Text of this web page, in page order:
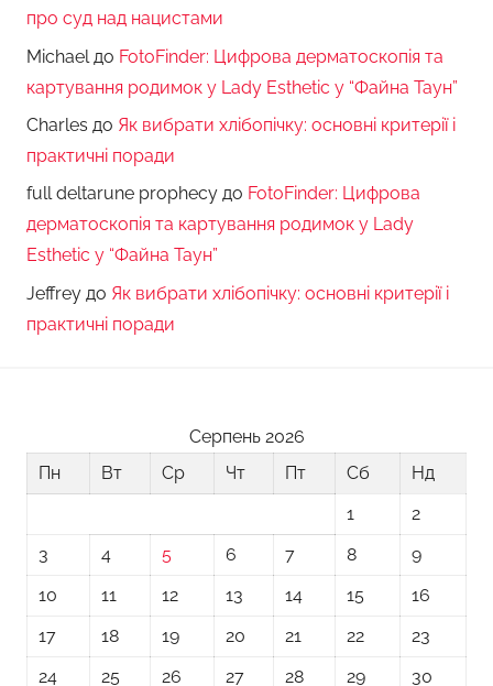
про суд над нацистами
Michael до FotoFinder: Цифрова дерматоскопія та
картування родимок у Lady Esthetic у “Файна Таун”
Charles до Як вибрати хлібопічку: основні критерії і
практичні поради
full deltarune prophecy до FotoFinder: Цифрова
дерматоскопія та картування родимок у Lady
Esthetic у “Файна Таун”
Jeffrey до Як вибрати хлібопічку: основні критерії і
практичні поради
Серпень 2026
Пн
Вт Ср Чт Пт Сб
Нд
1
2
3
4 5 6 7 8
9
10
11 12 13 14 15
16
17
18 19 20 21 22
23
24
25 26 27 28 29 30